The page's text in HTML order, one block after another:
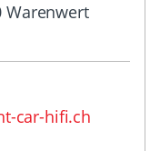
Warenwert
car-hifi.ch